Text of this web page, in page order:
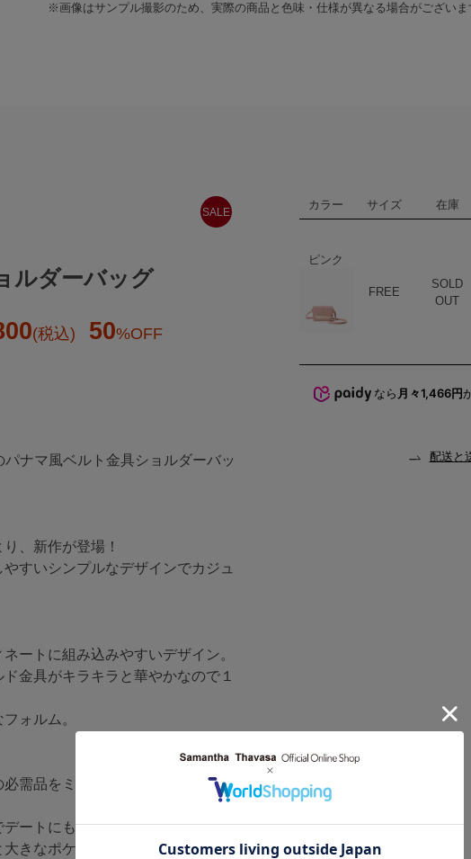
※画像はサンプル撮影のため、実際の商品と色味・仕様が異なる場合がございま
SALE
ルダーバッグ
(税込) 50%OFF
ナマ風ベルト金具ショルダーバッ
、新作が登場！
すいシンプルなデザインでカジュ
ートに組み込みやすいデザイン。
金具がキラキラと華やかなので１
ォルム。
需品をミニマルに収納いただけま
デートにも旅行にも◎
きなポケットがあるので、チェー
カラー サイズ 在庫
ピンク
FREE
SOLD
OUT
なら 月々1,466円
配送と